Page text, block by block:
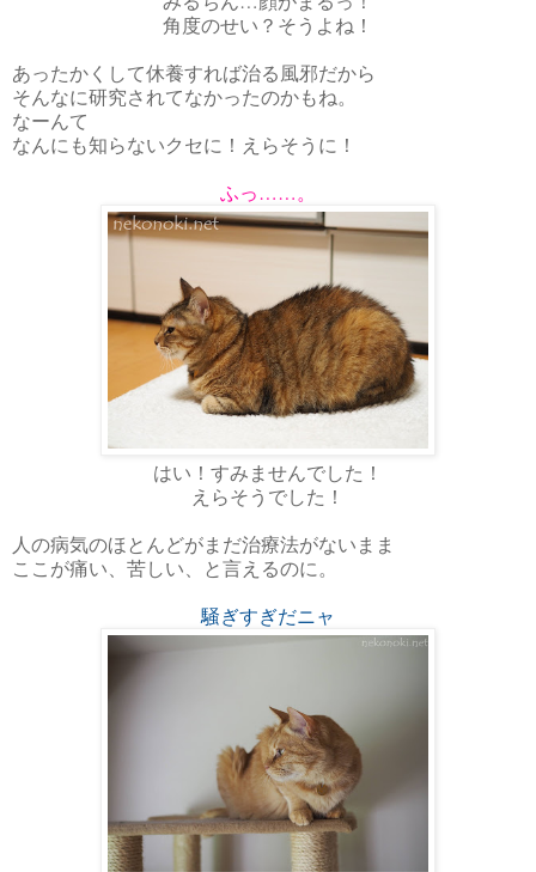
角度のせい？そうよね！
あったかくして休養すれば治る風邪だから
そんなに研究されてなかったのかもね。
なーんて
なんにも知らないクセに！えらそうに！
ふっ……。
はい！すみませんでした！
えらそうでした！
人の病気のほとんどがまだ治療法がないまま
ここが痛い、苦しい、と言えるのに。
騒ぎすぎだニャ